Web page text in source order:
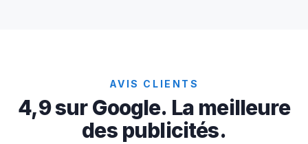
AVIS CLIENTS
4,9 sur Google. La meilleure
des publicités.